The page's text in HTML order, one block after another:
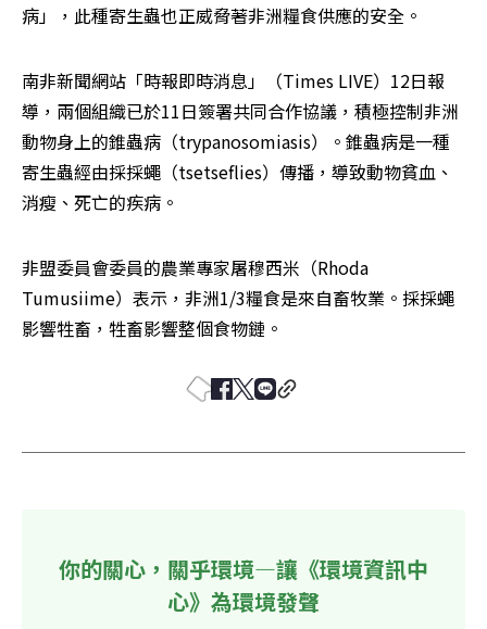
病」，此種寄生蟲也正威脅著非洲糧食供應的安全。
南非新聞網站「時報即時消息」（Times LIVE）12日報
導，兩個組織已於11日簽署共同合作協議，積極控制非洲
動物身上的錐蟲病（trypanosomiasis）。錐蟲病是一種
寄生蟲經由採採蠅（tsetseflies）傳播，導致動物貧血、
消瘦、死亡的疾病。
非盟委員會委員的農業專家屠穆西米（Rhoda
Tumusiime）表示，非洲1/3糧食是來自畜牧業。採採蠅
影響牲畜，牲畜影響整個食物鏈。
你的關心，關乎環境—讓《環境資訊中
心》為環境發聲